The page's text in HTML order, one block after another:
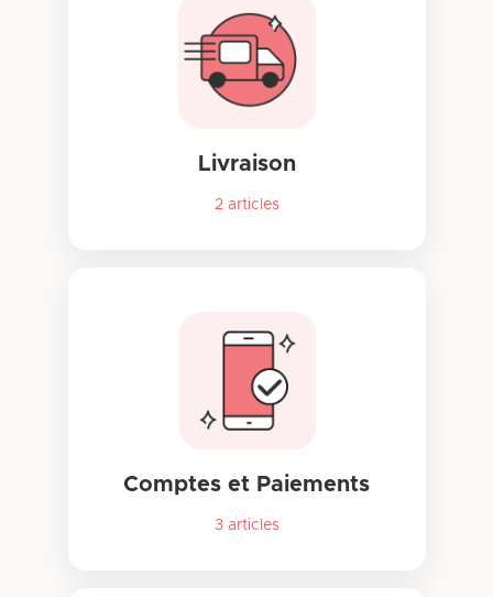
Livraison
2articles
Comptes et Paiements
3articles